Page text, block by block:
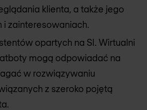
klienta, a także jego
i zainteresowaniach.
opartych na SI. Wirtualni
mogą odpowiadać na
w rozwiązywaniu
z szeroko pojętą